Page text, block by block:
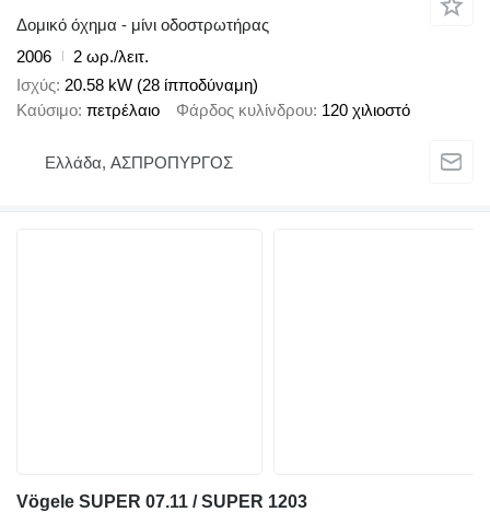
Δομικό όχημα - μίνι οδοστρωτήρας
2006
2 ωρ./λειτ.
Ισχύς 20.58 kW (28 ίπποδύναμη)
Καύσιμο πετρέλαιο Φάρδος κυλίνδρου 120 χιλιοστό
Ελλάδα, ΑΣΠΡΟΠΥΡΓΟΣ
Vögele SUPER 07.11 / SUPER 1203